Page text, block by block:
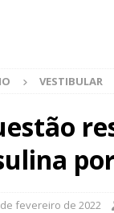
VESTIBULAR
fevereiro de 2022